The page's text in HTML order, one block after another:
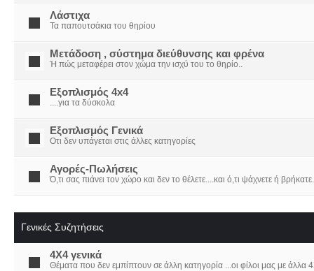
Λάστιχα
Τα παπουτσάκια του θηρίου
Μετάδοση , σύστημα διεύθυνσης και φρένα
Ή πώς μεταφέρει στον χώμα την ισχύ του το θηρίο..
Εξοπλισμός 4x4
....για τα δύσκολα
Εξοπλισμός Γενικά
Οτι δεν υπάγεται στις άλλες κατηγορίες
Αγορές-Πωλήσεις
Ό,τι σας πιάνει τον χώρο και δεν το θέλετε....και ό,τι ψάχνετε ή
Γενικές Συζητήσεις
4X4 γενικά
Θέματα που δεν εμπίπτουν σε άλλη κατηγορία ...οι φίλοι μας με άλλα